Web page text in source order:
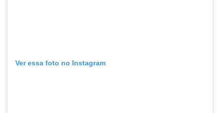
Ver essa foto no Instagram